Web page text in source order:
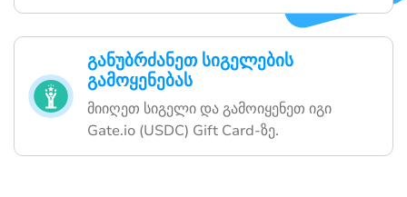
განუბრძანეთ სიგელების
გამოყენებას
მიიღეთ სიგელი და გამოიყენეთ იგი
Gate.io (USDC) Gift Card-ზე.